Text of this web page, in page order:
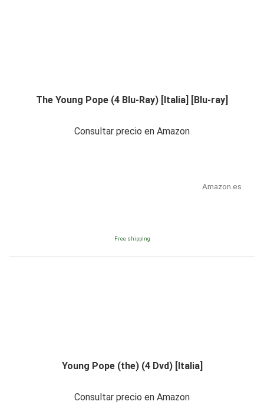
The Young Pope (4 Blu-Ray) [Italia] [Blu-ray]
Consultar precio en Amazon
Amazon.es
Free shipping
Young Pope (the) (4 Dvd) [Italia]
Consultar precio en Amazon